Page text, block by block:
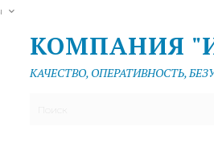
КОМПАНИЯ
КАЧЕСТВО, ОПЕРАТИВНОСТЬ,